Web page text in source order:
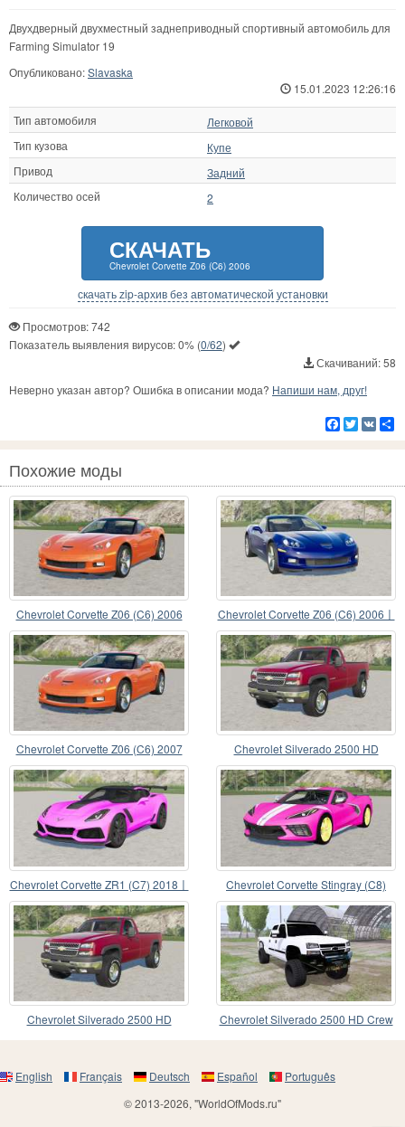
Двухдверный двухместный заднеприводный спортивный автомобиль для
Farming Simulator 19
Опубликовано:Slavaska
15.01.2023 12:26:16
Тип автомобиля
Легковой
Тип кузова
Купе
Привод
Задний
Количество осей
2
СКАЧАТЬ
Chevrolet Corvette Z06 (C6) 2006
скачать zip-архив без автоматической установки
Просмотров: 742
Показатель выявления вирусов:0% (0/62)
Скачиваний: 58
Неверно указан автор? Ошибка в описании мода? Напиши нам, друг!
Facebook
Twitter
VK
Похожие моды
Chevrolet Corvette Z06 (C6) 2006
Chevrolet Corvette Z06 (C6) 2006〡
motor selection
Chevrolet Corvette Z06 (C6) 2007
Chevrolet Silverado 2500 HD
Regular Cab 2006
Chevrolet Corvette ZR1 (C7) 2018〡
working lights
Chevrolet Corvette Stingray (C8)
2019
Chevrolet Silverado 2500 HD
Chevrolet Silverado 2500 HD Crew
English Français Deutsch Español
Português
© 2013-2026, "WorldOfMods.ru"